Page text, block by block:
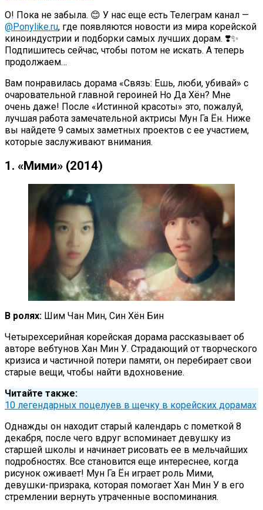
О! Пока не забыла. 😊 У нас еще есть Телеграм канал —
@Ponylike.ru, где появляются новости из мира корейской
киноиндустрии и подборки самых лучших дорам. ❣️✨
Подпишитесь сейчас, чтобы потом не искать. А теперь
продолжаем…
Вам понравилась дорама «Связь: Ешь, люби, убивай» с
очаровательной главной героиней Но Да Хён? Мне
очень даже! После «Истинной красоты» это, пожалуй,
лучшая работа замечательной актрисы Мун Га Ён. Ниже
вы найдете 9 самых заметных проектов с ее участием,
которые заслуживают внимания.
1. «Мими» (2014)
В ролях: Шим Чан Мин, Син Хён Бин
Четырехсерийная корейская дорама рассказывает об
авторе вебтунов Хан Мин У. Страдающий от творческого
кризиса и частичной потери памяти, он перебирает свои
старые вещи, чтобы найти вдохновение.
Читайте также:
10 легендарных поцелуев в щечку в корейских дорамах
Однажды он находит старый календарь с пометкой 8
декабря, после чего вдруг вспоминает девушку из
старшей школы и начинает рисовать ее в мельчайших
подробностях. Все становится еще интереснее, когда
рисунок оживает! Мун Га Ён играет роль Мими,
девушки-призрака, которая помогает Хан Мин У в его
стремлении вернуть утраченные воспоминания.